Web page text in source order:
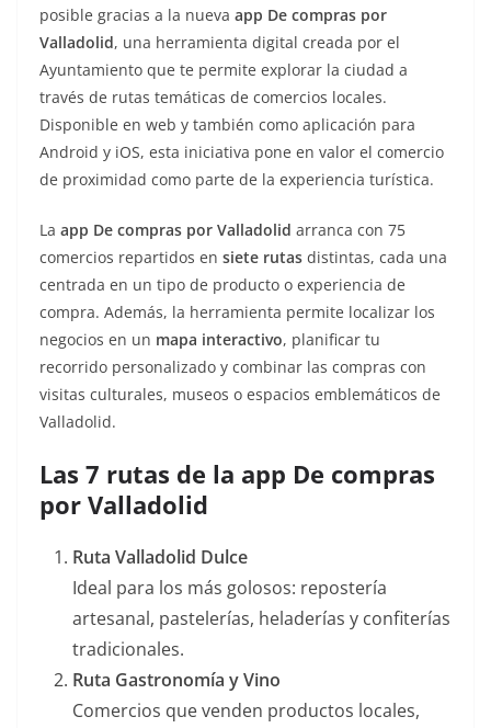
posible gracias a la nueva app De compras por
Valladolid, una herramienta digital creada por el
Ayuntamiento que te permite explorar la ciudad a
través de rutas temáticas de comercios locales.
Disponible en web y también como aplicación para
Android y iOS, esta iniciativa pone en valor el comercio
de proximidad como parte de la experiencia turística.
La app De compras por Valladolid arranca con 75
comercios repartidos en siete rutas distintas, cada una
centrada en un tipo de producto o experiencia de
compra. Además, la herramienta permite localizar los
negocios en un mapa interactivo, planificar tu
recorrido personalizado y combinar las compras con
visitas culturales, museos o espacios emblemáticos de
Valladolid.
Las 7 rutas de la app De compras
por Valladolid
Ruta Valladolid Dulce
Ideal para los más golosos: repostería
artesanal, pastelerías, heladerías y confiterías
tradicionales.
Ruta Gastronomía y Vino
Comercios que venden productos locales,